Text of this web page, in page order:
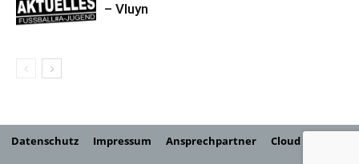
– Vluyn
Datenschutz Impressum Ansprechpartner Cloud